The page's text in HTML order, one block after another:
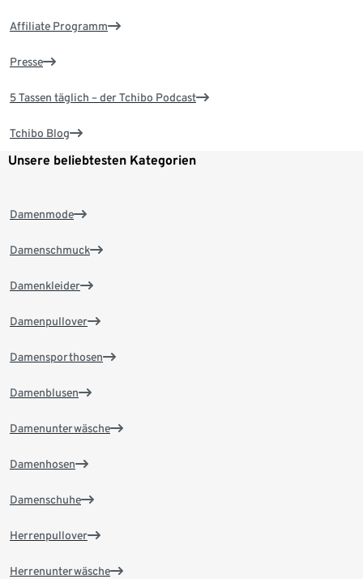
Affiliate Programm
Presse
5 Tassen täglich – der Tchibo Podcast
Tchibo Blog
Unsere beliebtesten Kategorien
Damenmode
Damenschmuck
Damenkleider
Damenpullover
Damensporthosen
Damenblusen
Damenunterwäsche
Damenhosen
Damenschuhe
Herrenpullover
Herrenunterwäsche